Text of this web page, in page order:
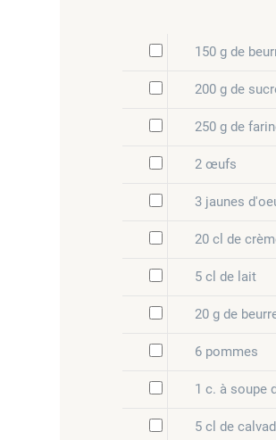
150 g de
200 g de
250 g de
2 œufs
3 jaunes
20 cl de
5 cl de lait
20 g de
6 pommes
1 c. à soupe
5 cl de